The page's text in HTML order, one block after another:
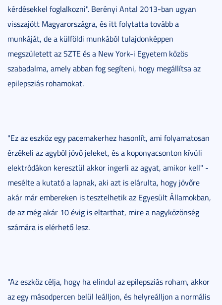
kérdésekkel foglalkozni". Berényi Antal 2013-ban ugyan
visszajött Magyarországra, és itt folytatta tovább a
munkáját, de a külföldi munkából tulajdonképpen
megszületett az SZTE és a New York-i Egyetem közös
szabadalma, amely abban fog segíteni, hogy megállítsa az
epilepsziás rohamokat.
"Ez az eszköz egy pacemakerhez hasonlít, ami folyamatosan
érzékeli az agyból jövő jeleket, és a koponyacsonton kívüli
elektródákon keresztül akkor ingerli az agyat, amikor kell" -
mesélte a kutató a lapnak, aki azt is elárulta, hogy jövőre
akár már embereken is tesztelhetik az Egyesült Államokban,
de az még akár 10 évig is eltarthat, mire a nagyközönség
számára is elérhető lesz.
"Az eszköz célja, hogy ha elindul az epilepsziás roham, akkor
az egy másodpercen belül leálljon, és helyreálljon a normális